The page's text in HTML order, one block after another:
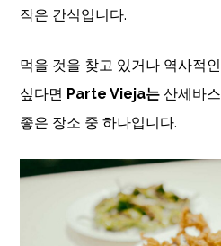
작은 간식입니다.
먹을 것을 찾고 있거나 역사적
싶다면 Parte Vieja는 산세바
좋은 장소 중 하나입니다.